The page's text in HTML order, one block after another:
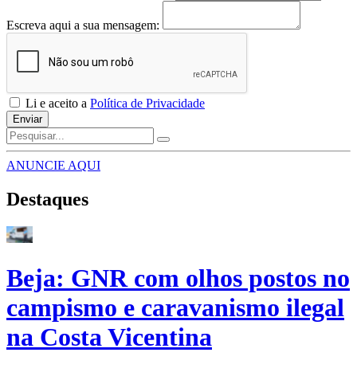
Escreva aqui a sua mensagem:
Li e aceito a Política de Privacidade
Enviar
ANUNCIE AQUI
Destaques
Beja: GNR com olhos postos no
campismo e caravanismo ilegal
na Costa Vicentina